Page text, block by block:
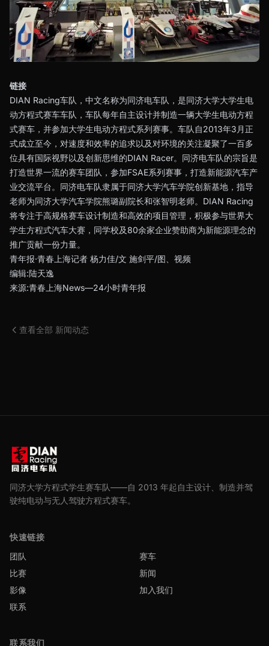
链接
DIAN Racing车队，中文名称为同济电车队，是同济大学大学生电
动方程式赛车车队，车队每年自主设计并制造一辆大学生电动方程
式赛车，并参加大学生电动方程式系列赛事。车队自2013年3月正
式成立至今，对速度和效率的追求以及对环境的关注凝聚了一百多
位具有国际视野以及创新思维的DIAN Racer。同济电车队的宗旨是
打造世界一流的赛车团队，参加FSAE系列赛事，打造新能源汽车产
业交流平台。同济电车队隶属于同济大学汽车学院创新基地，指导
老师为同济大学汽车学院熊璐副院长和张智明老师。DIAN Racing
将专注于高规格赛车设计制造和高效的项目管理，积极参与世界大
学生方程式汽车大赛，同学校及80余家企业赞助商为新能源理念的
推广贡献一份力量。
青年报·青春上海记者 杨力佳/文 施剑平/图、视频
编辑:陆天逸
来源:青春上海News—24小时青年报
查看全部 新闻动态
同济大学方程式学生赛车队——自 2013 年起自主设计、制造并驾
驶纯电动与无人驾驶方程式赛车。
快速链接
团队
赛车
比赛
新闻
影像
加入我们
联系
联系我们